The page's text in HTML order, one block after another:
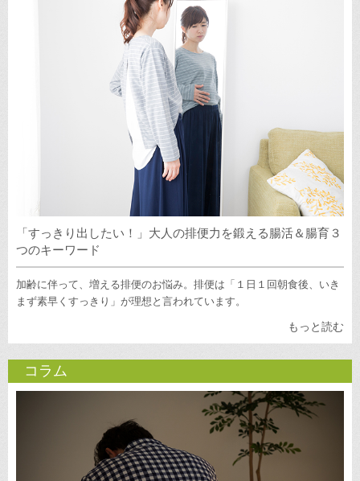
「すっきり出したい！」大人の排便力を鍛える腸活＆腸育３
つのキーワード
加齢に伴って、増える排便のお悩み。排便は「１日１回朝食後、いき
まず素早くすっきり」が理想と言われています。
もっと読む
コラム